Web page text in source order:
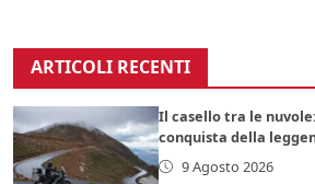
ARTICOLI RECENTI
Il casello tra le
conquista della
9 Agosto 2026